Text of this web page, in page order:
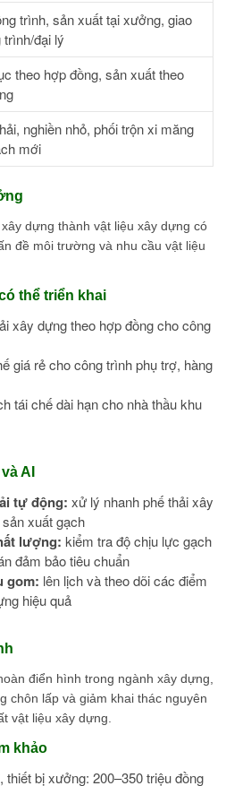
trình, sản xuất tại xưởng, giao
trình/đại lý
theo hợp đồng, sản xuất theo
nghiền nhỏ, phối trộn xi măng
mới
dựng thành vật liệu xây dựng có
đề môi trường và nhu cầu vật liệu
thể triển khai
xây dựng theo hợp đồng cho công
giá rẻ cho công trình phụ trợ, hàng
tái chế dài hạn cho nhà thầu khu
AI
tự động: xử lý nhanh phế thải xây
xuất gạch
lượng: kiểm tra độ chịu lực gạch
đảm bảo tiêu chuẩn
gom: lên lịch và theo dõi các điểm
hiệu quả
điển hình trong ngành xây dựng,
chôn lấp và giảm khai thác nguyên
vật liệu xây dựng.
khảo
thiết bị xưởng: 200–350 triệu đồng